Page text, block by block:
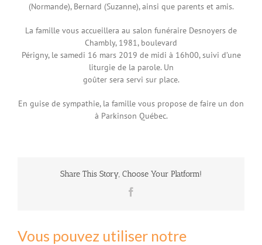
(Normande), Bernard (Suzanne), ainsi que parents et amis.
La famille vous accueillera au salon funéraire Desnoyers de
Chambly, 1981, boulevard
Périgny, le samedi 16 mars 2019 de midi à 16h00, suivi d’une
liturgie de la parole. Un
goûter sera servi sur place.
En guise de sympathie, la famille vous propose de faire un don
à Parkinson Québec.
Share This Story, Choose Your Platform!
Vous pouvez utiliser notre